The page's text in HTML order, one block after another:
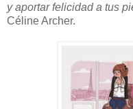
y aportar felicidad a tus
Céline Archer.